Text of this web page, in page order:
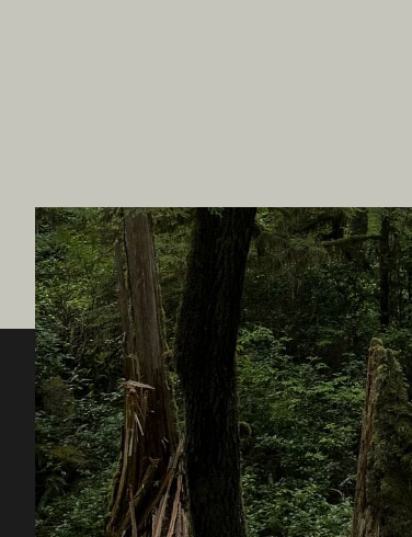
Destination BC
Kontakt
Sitemap
Über uns